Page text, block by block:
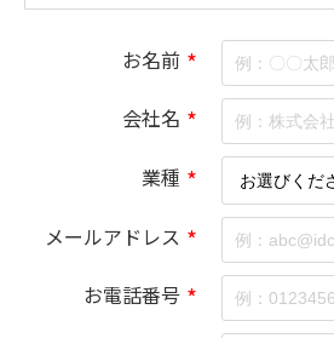
お名前 *
会社名 *
業種 *
メールアドレス *
お電話番号 *